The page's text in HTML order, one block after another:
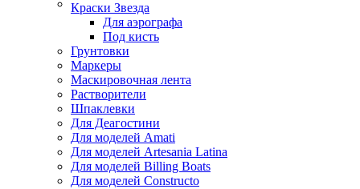
Краски Звезда
Для аэрографа
Под кисть
Грунтовки
Маркеры
Маскировочная лента
Растворители
Шпаклевки
Для Деагостини
Для моделей Amati
Для моделей Artesania Latina
Для моделей Billing Boats
Для моделей Constructo